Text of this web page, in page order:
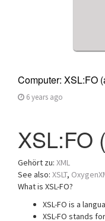
Computer: XSL:FO
6 years ago
XSL:FO
Gehört zu: XML
See also: XSLT,
What is XSL-FO?
XSL-FO is a
XSL-FO stands